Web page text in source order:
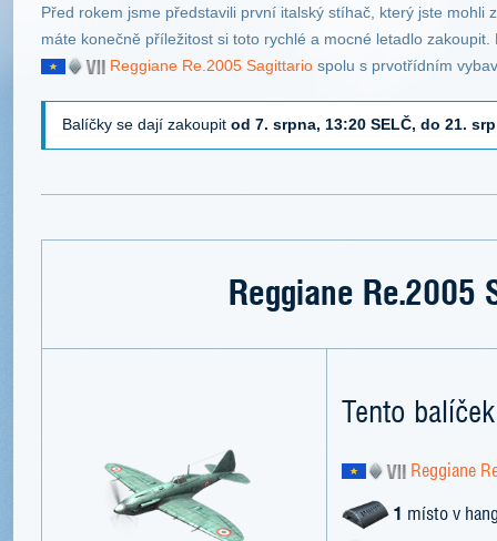
Před rokem jsme představili první italský stíhač, který jste mohli
máte konečně příležitost si toto rychlé a mocné letadlo
Reggiane Re.2005 Sagittario spolu s prvotřídním
Balíčky se dají zakoupit od 7. srpna, 13:20 SELČ, do 21.
Reggiane Re.2005
Tento
Reggiane
1 místo v